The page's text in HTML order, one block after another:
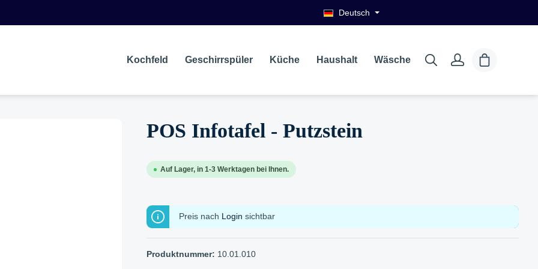
Deutsch
Kochfeld Geschirrspüler Küche Haushalt Wäsche
POS Infotafel - Putzstein
Auf Lager, in 1-3 Werktagen bei Ihnen.
Preis nach Login sichtbar
Produktnummer: 10.01.010